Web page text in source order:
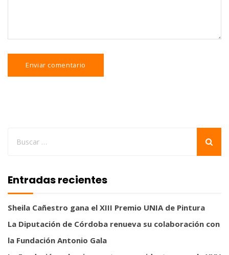
Entradas recientes
Sheila Cañestro gana el XIII Premio UNIA de Pintura
La Diputación de Córdoba renueva su colaboración con
la Fundación Antonio Gala